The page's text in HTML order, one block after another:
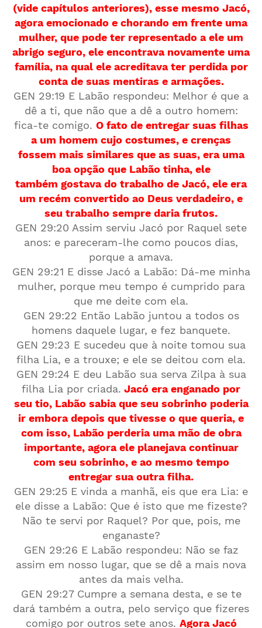
(vide capítulos anteriores), esse mesmo Jacó,
agora emocionado e chorando em frente uma
mulher, que pode ter representado a ele um
abrigo seguro, ele encontrava novamente uma
família, na qual ele acreditava ter perdida por
conta de suas mentiras e armações.
GEN 29:19 E Labão respondeu: Melhor é que a
dê a ti, que não que a dê a outro homem:
fica-te comigo. O fato de entregar suas filhas
a um homem cujo costumes, e crenças
fossem mais similares que as suas, era uma
boa opção que Labão tinha, ele
também gostava do trabalho de Jacó, ele era
um recém convertido ao Deus verdadeiro, e
seu trabalho sempre daria frutos.
GEN 29:20 Assim serviu Jacó por Raquel sete
anos: e pareceram-lhe como poucos dias,
porque a amava.
GEN 29:21 E disse Jacó a Labão: Dá-me minha
mulher, porque meu tempo é cumprido para
que me deite com ela.
GEN 29:22 Então Labão juntou a todos os
homens daquele lugar, e fez banquete.
GEN 29:23 E sucedeu que à noite tomou sua
filha Lia, e a trouxe; e ele se deitou com ela.
GEN 29:24 E deu Labão sua serva Zilpa à sua
filha Lia por criada. Jacó era enganado por
seu tio, Labão sabia que seu sobrinho poderia
ir embora depois que tivesse o que queria, e
com isso, Labão perderia uma mão de obra
importante, agora ele planejava continuar
com seu sobrinho, e ao mesmo tempo
entregar sua outra filha.
GEN 29:25 E vinda a manhã, eis que era Lia: e
ele disse a Labão: Que é isto que me fizeste?
Não te servi por Raquel? Por que, pois, me
enganaste?
GEN 29:26 E Labão respondeu: Não se faz
assim em nosso lugar, que se dê a mais nova
antes da mais velha.
GEN 29:27 Cumpre a semana desta, e se te
dará também a outra, pelo serviço que fizeres
comigo por outros sete anos. Agora Jacó